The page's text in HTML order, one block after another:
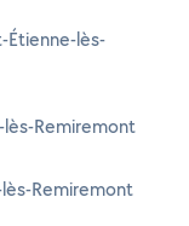
Étienne-lès-
lès-Remiremont
Remiremont